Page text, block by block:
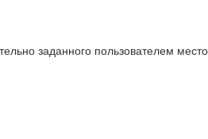
заданного пользователем